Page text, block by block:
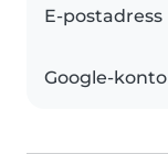
E-postadress
Google-konto